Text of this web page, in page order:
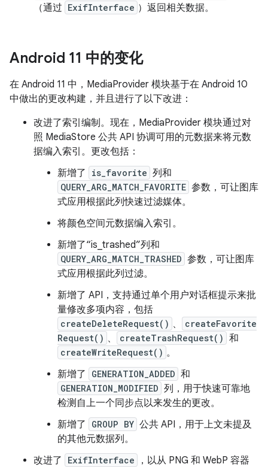
（通过 ExifInterface ）返回相关数据。
Android 11 中的变化
在 Android 11 中，MediaProvider 模块基于在 Android 10
中做出的更改构建，并且进行了以下改进：
改进了索引编制。现在，MediaProvider 模块通过对
照 MediaStore 公共 API 协调可用的元数据来将元数
据编入索引。更改包括：
新增了
is_favorite 列和
QUERY_ARG_MATCH_FAVORITE 参数，可让图库
式应用根据此列快速过滤媒体。
将颜色空间元数据编入索引。
新增了“is_trashed”列和
QUERY_ARG_MATCH_TRASHED 参数，可让图库
式应用根据此列过滤。
新增了 API，支持通过单个用户对话框提示来批
量修改多项内容，包括
createDeleteRequest() 、
createFavorite
Request() 、 createTrashRequest() 和
createWriteRequest() 。
新增了
GENERATION_ADDED 和
GENERATION_MODIFIED 列，用于快速可靠地
检测自上一个同步点以来发生的更改。
新增了
GROUP BY 公共 API，用于上文未提及
的其他元数据列。
改进了
ExifInterface
，以从 PNG 和 WebP 容器